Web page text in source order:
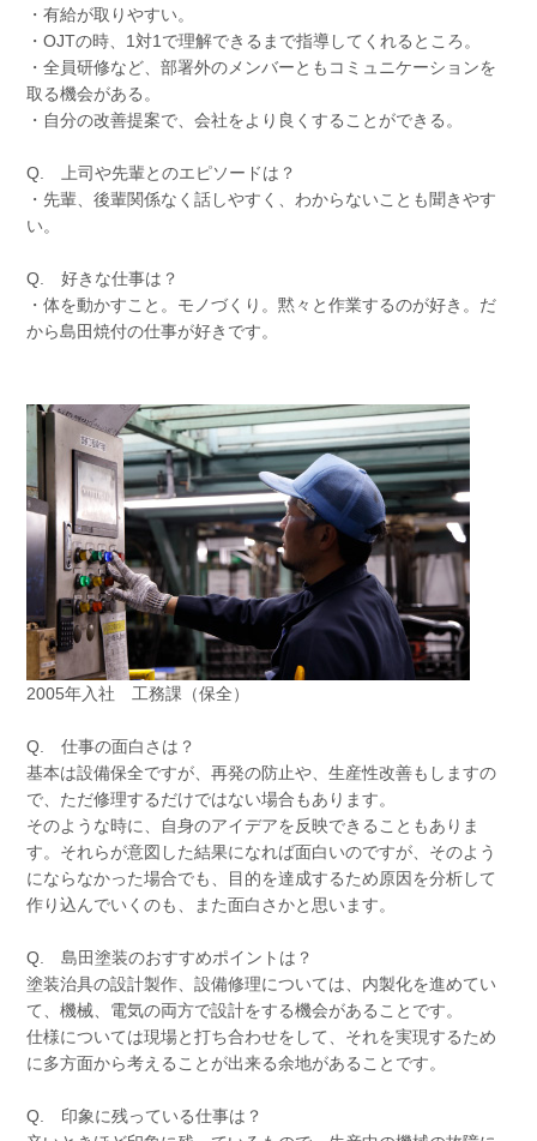
・有給が取りやすい。
・OJTの時、1対1で理解できるまで指導してくれるところ。
・全員研修など、部署外のメンバーともコミュニケーションを
取る機会がある。
・自分の改善提案で、会社をより良くすることができる。
Q. 上司や先輩とのエピソードは？
・先輩、後輩関係なく話しやすく、わからないことも聞きやす
い。
Q. 好きな仕事は？
・体を動かすこと。モノづくり。黙々と作業するのが好き。だ
から島田焼付の仕事が好きです。
2005年入社 工務課（保全）
Q. 仕事の面白さは？
基本は設備保全ですが、再発の防止や、生産性改善もしますの
で、ただ修理するだけではない場合もあります。
そのような時に、自身のアイデアを反映できることもありま
す。それらが意図した結果になれば面白いのですが、そのよう
にならなかった場合でも、目的を達成するため原因を分析して
作り込んでいくのも、また面白さかと思います。
Q. 島田塗装のおすすめポイントは？
塗装治具の設計製作、設備修理については、内製化を進めてい
て、機械、電気の両方で設計をする機会があることです。
仕様については現場と打ち合わせをして、それを実現するため
に多方面から考えることが出来る余地があることです。
Q. 印象に残っている仕事は？